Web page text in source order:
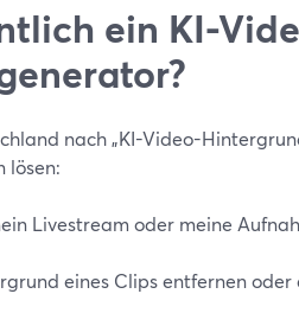
ein KI-
nach „KI-Video-
lösen:
Livestream oder meine
eines Clips entfernen